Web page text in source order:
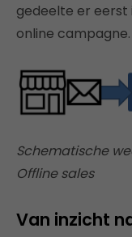
gedeelte er eerst
online campagne.
Schematische
Offline sales
Van inzicht